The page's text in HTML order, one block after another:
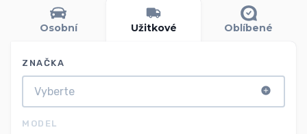
Osobní Užitkové Oblíbené
ZNAČKA
MODEL